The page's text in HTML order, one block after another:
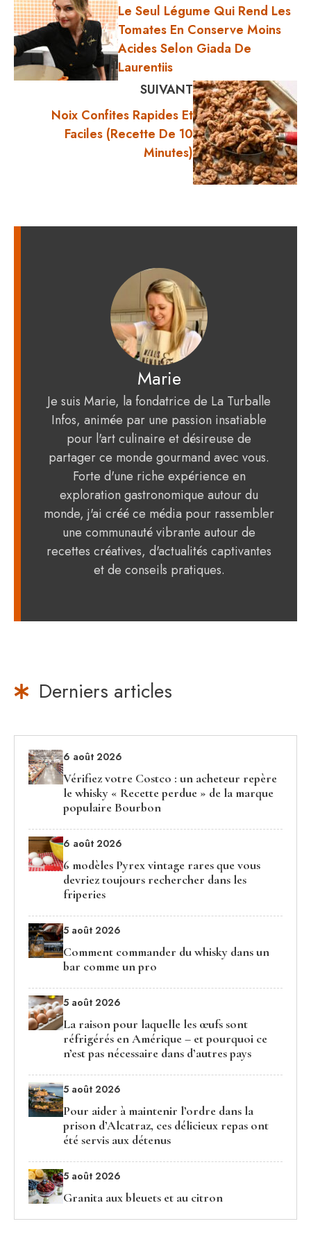
Le Seul Légume Qui Rend Les
Tomates En Conserve Moins
Acides Selon Giada De
Laurentiis
SUIVANT
Noix Confites Rapides Et
Faciles (recette De 10
Minutes)
Marie
Je suis Marie, la fondatrice de La Turballe
Infos, animée par une passion insatiable
pour l'art culinaire et désireuse de
partager ce monde gourmand avec vous.
Forte d'une riche expérience en
exploration gastronomique autour du
monde, j'ai créé ce média pour rassembler
une communauté vibrante autour de
recettes créatives, d'actualités captivantes
et de conseils pratiques.
Derniers articles
6 août 2026
Vérifiez votre Costco : un acheteur repère
le whisky « Recette perdue » de la marque
populaire Bourbon
6 août 2026
6 modèles Pyrex vintage rares que vous
devriez toujours rechercher dans les
friperies
5 août 2026
Comment commander du whisky dans un
bar comme un pro
5 août 2026
La raison pour laquelle les œufs sont
réfrigérés en Amérique – et pourquoi ce
n’est pas nécessaire dans d’autres pays
5 août 2026
Pour aider à maintenir l’ordre dans la
prison d’Alcatraz, ces délicieux repas ont
été servis aux détenus
5 août 2026
Granita aux bleuets et au citron